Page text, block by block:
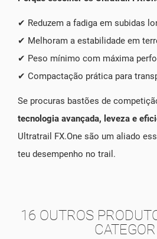
✔ Reduzem a fadiga em subidas
✔ Melhoram a estabilidade em
✔ Peso mínimo com máxima
✔ Compactação prática para
Se procuras bastões de
tecnologia avançada, leveza e
Ultratrail FX.One são um aliado
teu desempenho no trail.
16 OUTROS